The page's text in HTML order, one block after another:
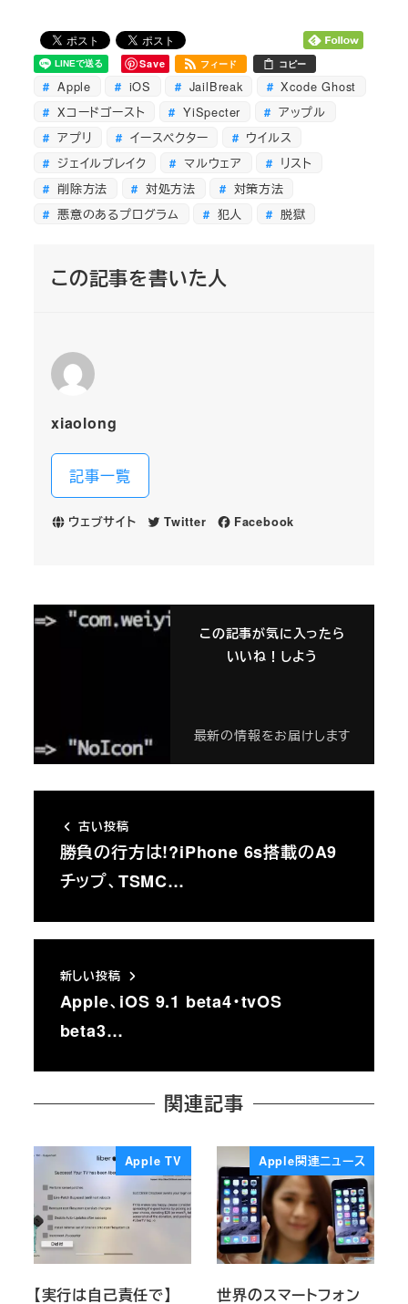
Save フィード コピー
Apple iOS JailBreak
Xcode Ghost
Xコードゴースト
YiSpecter
アップル
アプリ
イースペクター
ウイルス
ジェイルブレイク
マルウェア
リスト
削除方法
対処方法
対策方法
悪意のあるプログラム
犯人 脱獄
この記事を書いた人
xiaolong
記事一覧
ウェブサイト Twitter Facebook
この記事が気に入ったら
いいね！しよう
最新の情報をお届けします
古い投稿
勝負の行方は!?iPhone 6s搭載のA9
チップ、TSMC…
新しい投稿
Apple、iOS 9.1 beta4・tvOS
beta3…
関連記事
Apple TV
【実行は自己責任で】
Apple関連ニュース
世界のスマートフォン